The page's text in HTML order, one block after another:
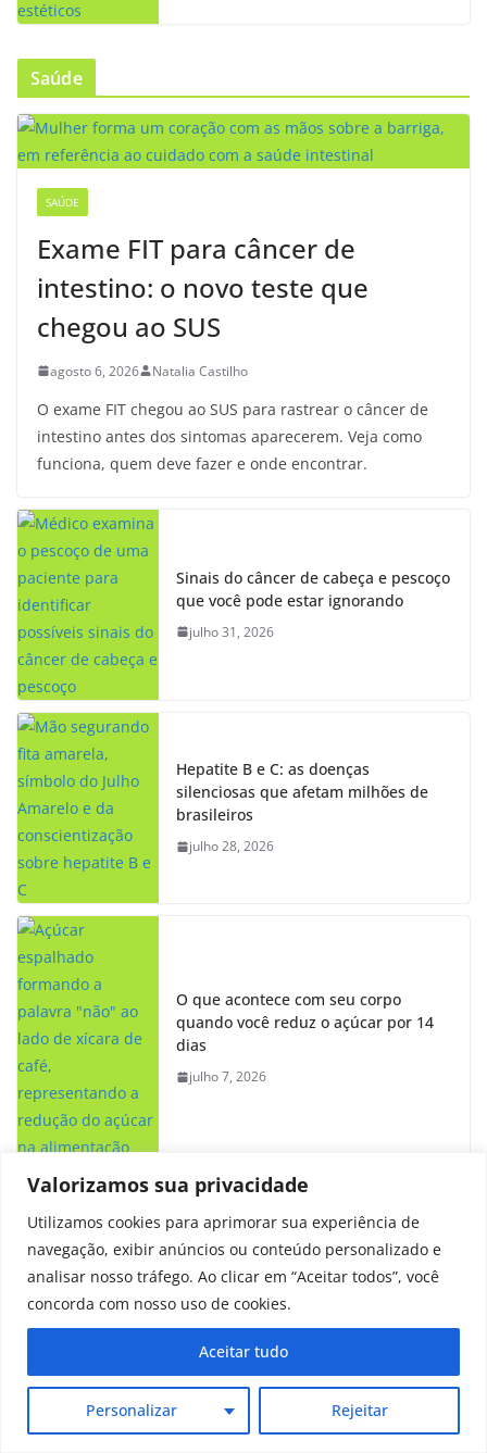
Valorizamos sua privacidade
Utilizamos cookies para aprimorar sua experiência de
navegação, exibir anúncios ou conteúdo personalizado e
analisar nosso tráfego. Ao clicar em “Aceitar todos”, você
concorda com nosso uso de cookies.
Personalizar Rejeitar
Aceitar tudo
Saúde
SAÚDE
Exame FIT para câncer de
intestino: o novo teste que
chegou ao SUS
agosto 6, 2026 Natalia Castilho
O exame FIT chegou ao SUS para rastrear o câncer de
intestino antes dos sintomas aparecerem. Veja como
funciona, quem deve fazer e onde encontrar.
Sinais do câncer de cabeça e pescoço
que você pode estar ignorando
julho 31, 2026
Hepatite B e C: as doenças
silenciosas que afetam milhões de
brasileiros
julho 28, 2026
O que acontece com seu corpo
quando você reduz o açúcar por 14
dias
julho 7, 2026